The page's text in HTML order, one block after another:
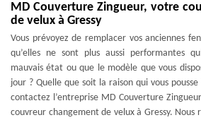
MD Couverture Zingueur, votre
de velux à Gressy
Vous prévoyez de remplacer vos anciennes
qu’elles ne sont plus aussi performantes
mauvais état ou que le modèle que vous
jour ? Quelle que soit la raison qui vous
contactez l’entreprise MD Couverture
couvreur changement de velux à Gressy. Nous